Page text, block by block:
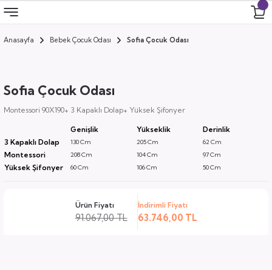
Geri Dön
Geri Dön
Geri Dön
Geri Dön
Anasayfa Bebek Çocuk Odası Sofia Çocuk Odası
Sofia Çocuk Odası
Montessori 90X190+ 3 Kapaklı Dolap+ Yüksek Şifonyer
Genişlik Yükseklik
Derinlik
3 Kapaklı Dolap
130 Cm 205 Cm 62 Cm
Montessori 208 Cm 104 Cm 97 Cm
Yüksek Şifonyer 60 Cm 106 Cm 50 Cm
Ürün Fiyatı
91.067,00 TL
İndirimli Fiyatı
63.746,00 TL